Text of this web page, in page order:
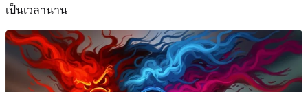
เป็นเวลานาน